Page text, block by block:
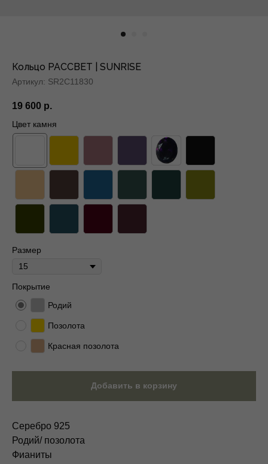
Кольцо РАССВЕТ | SUNRISE
Артикул: SR2C11830
19 600 р.
Цвет камня
Размер
Покрытие
Родий
Позолота
Красная позолота
Добавить в корзину
Серебро 925
Родий/ позолота
Фианиты